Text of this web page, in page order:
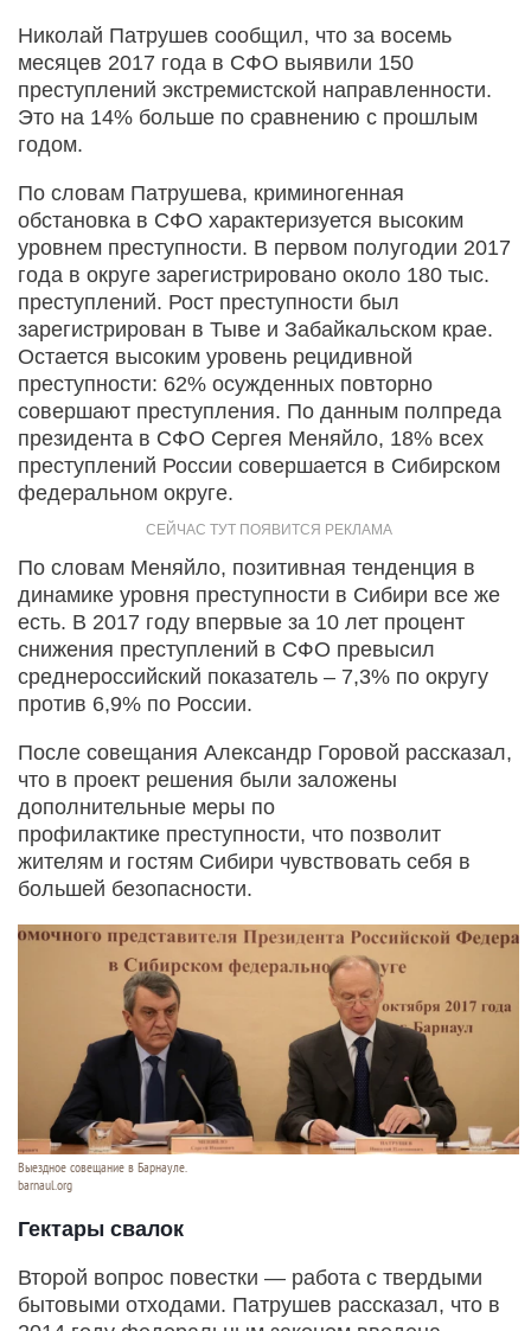
Николай Патрушев сообщил, что за восемь
месяцев 2017 года в СФО выявили 150
преступлений экстремистской направленности.
Это на 14% больше по сравнению с прошлым
годом.
По словам Патрушева, криминогенная
обстановка в СФО характеризуется высоким
уровнем преступности. В первом полугодии 2017
года в округе зарегистрировано около 180 тыс.
преступлений. Рост преступности был
зарегистрирован в Тыве и Забайкальском крае.
Остается высоким уровень рецидивной
преступности: 62% осужденных повторно
совершают преступления. По данным полпреда
президента в СФО Сергея Меняйло, 18% всех
преступлений России совершается в Сибирском
федеральном округе.
По словам Меняйло, позитивная тенденция в
динамике уровня преступности в Сибири все же
есть. В 2017 году впервые за 10 лет процент
снижения преступлений в СФО превысил
среднероссийский показатель – 7,3% по округу
против 6,9% по России.
После совещания Александр Горовой рассказал,
что в проект решения были заложены
дополнительные меры по
профилактике преступности, что позволит
жителям и гостям Сибири чувствовать себя в
большей безопасности.
Выездное совещание в Барнауле.
barnaul.org
Гектары свалок
Второй вопрос повестки — работа с твердыми
бытовыми отходами. Патрушев рассказал, что в